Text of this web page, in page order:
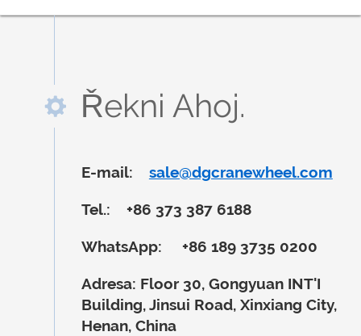
Řekni Ahoj.
E-mail: sale@dgcranewheel.com
Tel.: +86 373 387 6188
WhatsApp: +86 189 3735 0200
Adresa: Floor 30, Gongyuan INT'I
Building, Jinsui Road, Xinxiang City,
Henan, China